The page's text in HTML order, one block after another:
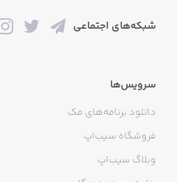
شبکه‌های اجتماعی
سرویس‌ها
دانلود برنامه‌های مک
فروشگاه سیب‌اپ
وبلاگ سیب‌اپ